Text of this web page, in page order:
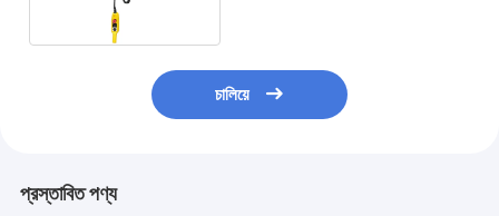
চালিয়ে
প্রস্তাবিত পণ্য